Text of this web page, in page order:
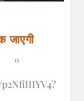
जाएगी
0